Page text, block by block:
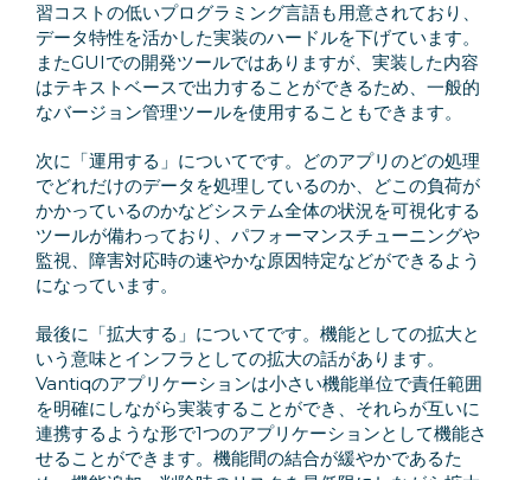
習コストの低いプログラミング言語も用意されており、
データ特性を活かした実装のハードルを下げています。
またGUIでの開発ツールではありますが、実装した内容
はテキストベースで出力することができるため、一般的
なバージョン管理ツールを使用することもできます。
次に「運用する」についてです。どのアプリのどの処理
でどれだけのデータを処理しているのか、どこの負荷が
かかっているのかなどシステム全体の状況を可視化する
ツールが備わっており、パフォーマンスチューニングや
監視、障害対応時の速やかな原因特定などができるよう
になっています。
最後に「拡大する」についてです。機能としての拡大と
いう意味とインフラとしての拡大の話があります。
Vantiqのアプリケーションは小さい機能単位で責任範囲
を明確にしながら実装することができ、それらが互いに
連携するような形で1つのアプリケーションとして機能さ
せることができます。機能間の結合が緩やかであるた